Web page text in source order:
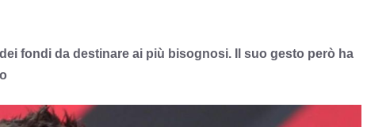
fondi da destinare ai più bisognosi. Il suo gesto però ha